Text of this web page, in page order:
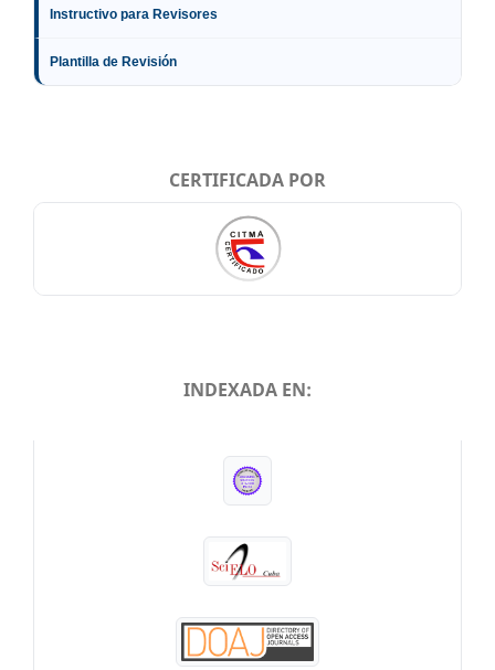
Instructivo para Revisores
Plantilla de Revisión
CERTIFICADA POR
INDEXADA EN: